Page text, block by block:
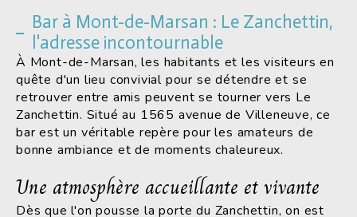
Bar à Mont-de-Marsan : Le Zanchettin,
l'adresse incontournable
À Mont-de-Marsan, les habitants et les visiteurs en
quête d'un lieu convivial pour se détendre et se
retrouver entre amis peuvent se tourner vers Le
Zanchettin. Situé au 1565 avenue de Villeneuve, ce
bar est un véritable repère pour les amateurs de
bonne ambiance et de moments chaleureux.
Une atmosphère accueillante et vivante
Dès que l'on pousse la porte du Zanchettin, on est